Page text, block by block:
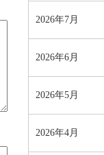
2026年7月
2026年6月
2026年5月
2026年4月